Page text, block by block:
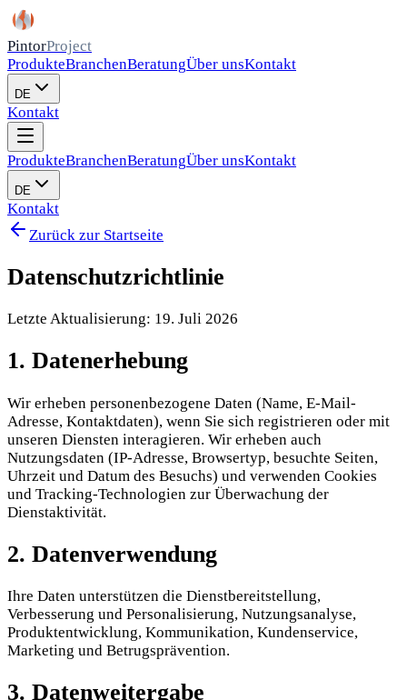
PintorProject
ProdukteBranchenBeratungÜber unsKontakt
DE
Kontakt
ProdukteBranchenBeratungÜber unsKontakt
DE
Kontakt
Zurück zur Startseite
Datenschutzrichtlinie
Letzte Aktualisierung: 19. Juli 2026
1. Datenerhebung
Wir erheben personenbezogene Daten (Name, E-Mail-
Adresse, Kontaktdaten), wenn Sie sich registrieren oder mit
unseren Diensten interagieren. Wir erheben auch
Nutzungsdaten (IP-Adresse, Browsertyp, besuchte Seiten,
Uhrzeit und Datum des Besuchs) und verwenden Cookies
und Tracking-Technologien zur Überwachung der
Dienstaktivität.
2. Datenverwendung
Ihre Daten unterstützen die Dienstbereitstellung,
Verbesserung und Personalisierung, Nutzungsanalyse,
Produktentwicklung, Kommunikation, Kundenservice,
Marketing und Betrugsprävention.
3. Datenweitergabe